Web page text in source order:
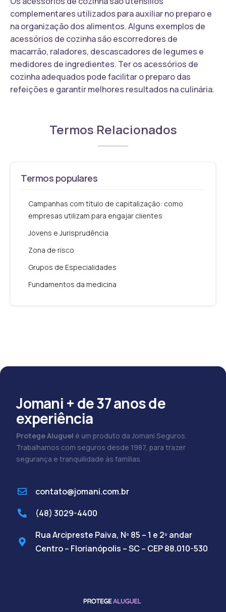
complementares utilizados para auxiliar no preparo e
na organização dos alimentos. Alguns exemplos de
acessórios de cozinha são escorredores de
macarrão, raladores, descascadores de legumes e
medidores de ingredientes. Ter os acessórios de
cozinha adequados pode facilitar o preparo das
refeições e garantir melhores resultados na culinária.
Termos Relacionados
Termos populares
Campanhas com título de capitalização: como
empresas utilizam para engajar clientes
Jovens e Jurisprudência
Zona de risco
Grupos de Especialidades
Fundamentos da medicina
Jomani + de 37 anos de
experiência
Protege Aluguel é um produto da Jomani Seguros.
Trabalhamos com seguros desde 1987, para trazer
segurança e tranquilidade às famílias.
contato@jomani.com.br
(48) 3029-4400
Rua Arcipreste Paiva, Nº 85 – 1 e 2º andar
Centro – Florianópolis – SC – CEP 88.010-530